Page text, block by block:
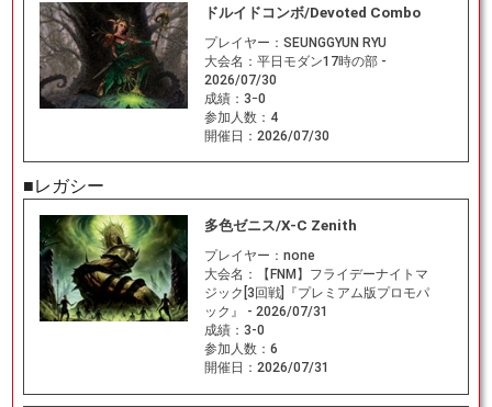
ドルイドコンボ/Devoted Combo
プレイヤー： SEUNGGYUN RYU
大会名： 平日モダン17時の部 -
2026/07/30
成績： 3ｰ0
参加人数： 4
開催日： 2026/07/30
■レガシー
多色ゼニス/X-C Zenith
プレイヤー： none
大会名：
【FNM】フライデーナイトマ
ジック[3回戦]『プレミアム版プロモパ
ック』 - 2026/07/31
成績： 3-0
参加人数： 6
開催日： 2026/07/31